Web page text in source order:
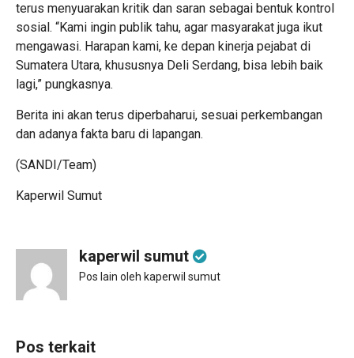
terus menyuarakan kritik dan saran sebagai bentuk kontrol
sosial. “Kami ingin publik tahu, agar masyarakat juga ikut
mengawasi. Harapan kami, ke depan kinerja pejabat di
Sumatera Utara, khususnya Deli Serdang, bisa lebih baik
lagi,” pungkasnya.
Berita ini akan terus diperbaharui, sesuai perkembangan
dan adanya fakta baru di lapangan.
(SANDI/Team)
Kaperwil Sumut
kaperwil sumut
Pos lain oleh kaperwil sumut
Pos terkait